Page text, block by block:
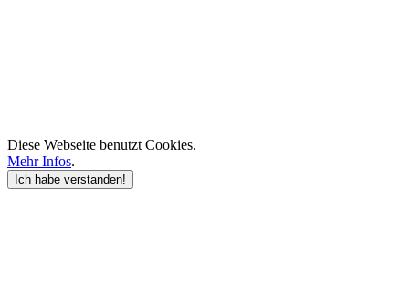
Diese Webseite benutzt Cookies.
Mehr Infos.
Ich habe verstanden!